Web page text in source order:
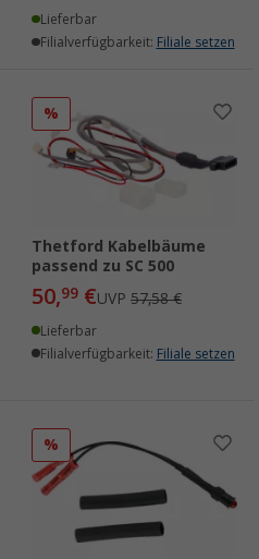
Lieferbar
Filialverfügbarkeit: Filiale setzen
%
Thetford Kabelbäume
passend zu SC 500
50,99 €UVP 57,58 €
Lieferbar
Filialverfügbarkeit: Filiale setzen
%